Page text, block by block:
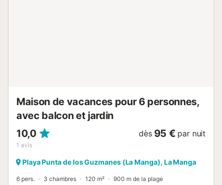
Maison de vacances pour 6 personnes,
avec balcon et jardin
10,0
1 avis
dès 95 € par nuit
Playa Punta de los Guzmanes (La Manga), La Manga
6 pers. 3 chambres 120 m² 900 m de la plage